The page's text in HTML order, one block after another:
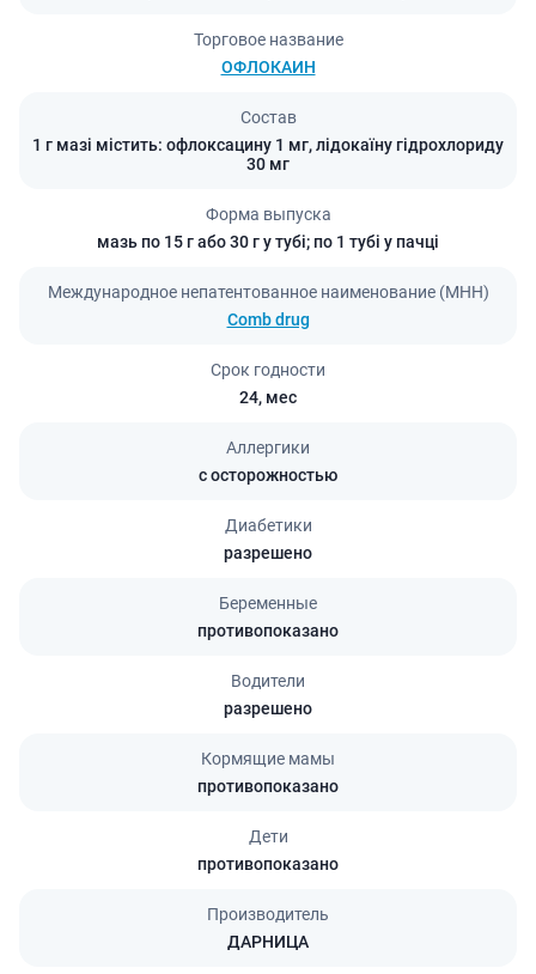
Торговое название
ОФЛОКАИН
Состав
1 г мазі містить: офлоксацину 1 мг, лідокаїну гідрохлориду
30 мг
Форма выпуска
мазь по 15 г або 30 г у тубі; по 1 тубі у пачці
Международное непатентованное наименование (МНН)
Comb drug
Срок годности
24, мес
Аллергики
с осторожностью
Диабетики
разрешено
Беременные
противопоказано
Водители
разрешено
Кормящие мамы
противопоказано
Дети
противопоказано
Производитель
ДАРНИЦА